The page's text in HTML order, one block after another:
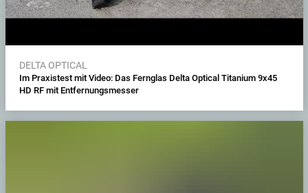
DELTA OPTICAL
Im Praxistest mit Video: Das Fernglas Delta Optical Titanium 9x45
HD RF mit Entfernungsmesser